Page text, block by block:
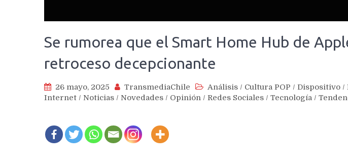
Se rumorea que el Smart Home Hub de
retroceso decepcionante
26 mayo, 2025 TransmediaChile Análisis / Cultura POP / Dispositivo /
Internet / Noticias / Novedades / Opinión / Redes Sociales / Tecnología /